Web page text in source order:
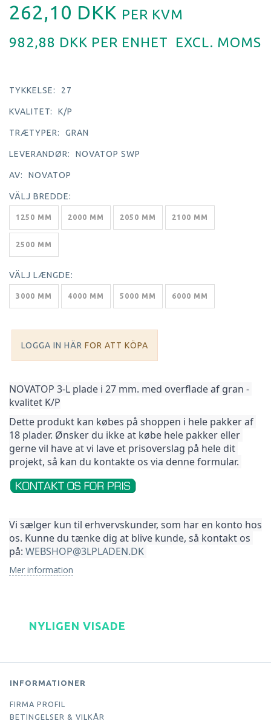
262,10 DKK PER KVM
982,88 DKK PER ENHET EXCL. MOMS
TYKKELSE: 27
KVALITET: K/P
TRÆTYPER: GRAN
LEVERANDØR: NOVATOP SWP
AV: NOVATOP
VÄLJ BREDDE:
1250 MM 2000 MM 2050 MM 2100 MM
2500 MM
VÄLJ LÆNGDE:
3000 MM 4000 MM 5000 MM 6000 MM
LOGGA IN HÄR FOR ATT KÖPA
NOVATOP 3-L plade i 27 mm. med overflade af gran -
kvalitet K/P
Dette produkt kan købes på shoppen i hele pakker af
18 plader. Ønsker du ikke at købe hele pakker eller
gerne vil have at vi lave et prisoverslag på hele dit
projekt, så kan du kontakte os via denne formular.
Vi sælger kun til erhvervskunder, som har en konto hos
os. Kunne du tænke dig at blive kunde, så kontakt os
på: WEBSHOP@3LPLADEN.DK
Mer information
NYLIGEN VISADE
INFORMATIONER
FIRMA PROFIL
BETINGELSER & VILKÅR